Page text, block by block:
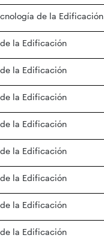
de la Edificación
la Edificación
la Edificación
la Edificación
la Edificación
la Edificación
la Edificación
la Edificación
la Edificación